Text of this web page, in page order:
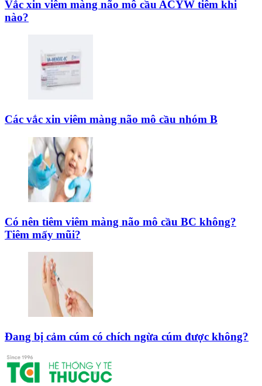
Vắc xin viêm màng não mô cầu ACYW tiêm khi
nào?
Các vắc xin viêm màng não mô cầu nhóm B
Có nên tiêm viêm màng não mô cầu BC không?
Tiêm mấy mũi?
Đang bị cảm cúm có chích ngừa cúm được không?